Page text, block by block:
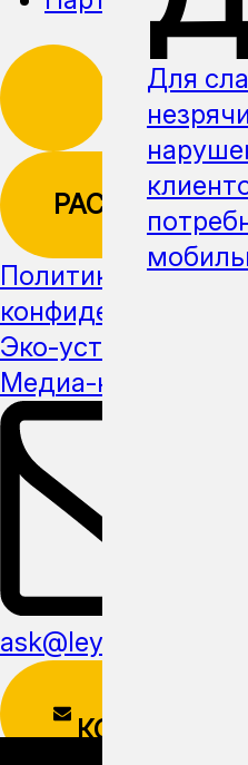
РАССЫЛКА
Политика
Эко-устойчивость
Медиа-кит
ask@leyline.li
КОНТАКТОВ
Для